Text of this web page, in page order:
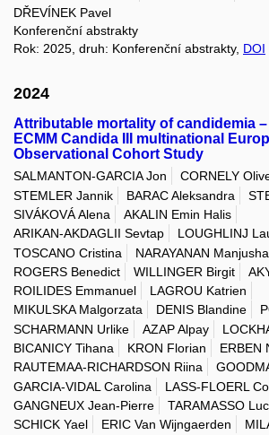
DŘEVÍNEK Pavel
Konferenční abstrakty
Rok: 2025, druh: Konferenční abstrakty, DOI
2024
Attributable mortality of candidemia
ECMM Candida III multinational
Observational Cohort Study
SALMANTON-GARCIA Jon
CORNELY
STEMLER Jannik
BARAC Aleksandra
SIVÁKOVÁ Alena
AKALIN Emin Halis
ARIKAN-AKDAGLII Sevtap
LOUGHLINJ
TOSCANO Cristina
NARAYANAN Manjusha
ROGERS Benedict
WILLINGER Birgit
ROILIDES Emmanuel
LAGROU Katrien
MIKULSKA Malgorzata
DENIS Blandine
SCHARMANN Urlike
AZAP Alpay
BICANICY Tihana
KRON Florian
ERBEN
RAUTEMAA-RICHARDSON Riina
GARCIA-VIDAL Carolina
LASS-FLOERL
GANGNEUX Jean-Pierre
TARAMASSO
SCHICK Yael
ERIC Van Wijngaerden